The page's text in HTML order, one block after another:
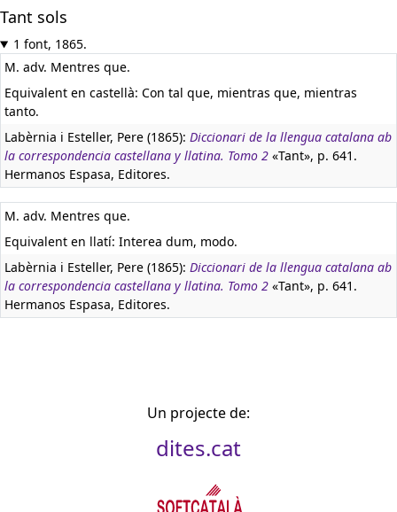
Tant sols
1 font, 1865.
M. adv. Mentres que.
Equivalent en castellà: Con tal que, mientras que, mientras
tanto.
Labèrnia i Esteller, Pere (1865): Diccionari de la llengua catalana ab
la correspondencia castellana y llatina. Tomo 2 «Tant», p. 641.
Hermanos Espasa, Editores.
M. adv. Mentres que.
Equivalent en llatí: Interea dum, modo.
Labèrnia i Esteller, Pere (1865): Diccionari de la llengua catalana ab
la correspondencia castellana y llatina. Tomo 2 «Tant», p. 641.
Hermanos Espasa, Editores.
Un projecte de:
dites.cat